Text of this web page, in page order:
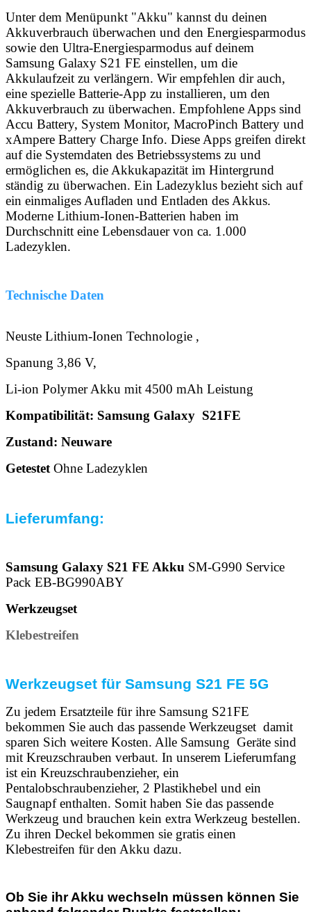
Unter dem Menüpunkt "Akku" kannst du deinen
Akkuverbrauch überwachen und den Energiesparmodus
sowie den Ultra-Energiesparmodus auf deinem
Samsung Galaxy S21 FE einstellen, um die
Akkulaufzeit zu verlängern. Wir empfehlen dir auch,
eine spezielle Batterie-App zu installieren, um den
Akkuverbrauch zu überwachen. Empfohlene Apps sind
Accu Battery, System Monitor, MacroPinch Battery und
xAmpere Battery Charge Info. Diese Apps greifen direkt
auf die Systemdaten des Betriebssystems zu und
ermöglichen es, die Akkukapazität im Hintergrund
ständig zu überwachen. Ein Ladezyklus bezieht sich auf
ein einmaliges Aufladen und Entladen des Akkus.
Moderne Lithium-Ionen-Batterien haben im
Durchschnitt eine Lebensdauer von ca. 1.000
Ladezyklen.
Technische Daten
Neuste Lithium-Ionen Technologie ,
Spanung 3,86 V,
Li-ion Polymer Akku mit 4500 mAh Leistung
Kompatibilität: Samsung Galaxy S21FE
Zustand: Neuware
Getestet Ohne Ladezyklen
Lieferumfang:
Samsung Galaxy S21 FE Akku SM-G990 Service
Pack EB-BG990ABY
Werkzeugset
Klebestreifen
Werkzeugset für Samsung S21 FE 5G
Zu jedem Ersatzteile für ihre Samsung S21FE
bekommen Sie auch das passende Werkzeugset damit
sparen Sich weitere Kosten. Alle Samsung Geräte sind
mit Kreuzschrauben verbaut. In unserem Lieferumfang
ist ein Kreuzschraubenzieher, ein
Pentalobschraubenzieher, 2 Plastikhebel und ein
Saugnapf enthalten. Somit haben Sie das passende
Werkzeug und brauchen kein extra Werkzeug bestellen.
Zu ihren Deckel bekommen sie gratis einen
Klebestreifen für den Akku dazu.
Ob Sie ihr Akku wechseln müssen können Sie